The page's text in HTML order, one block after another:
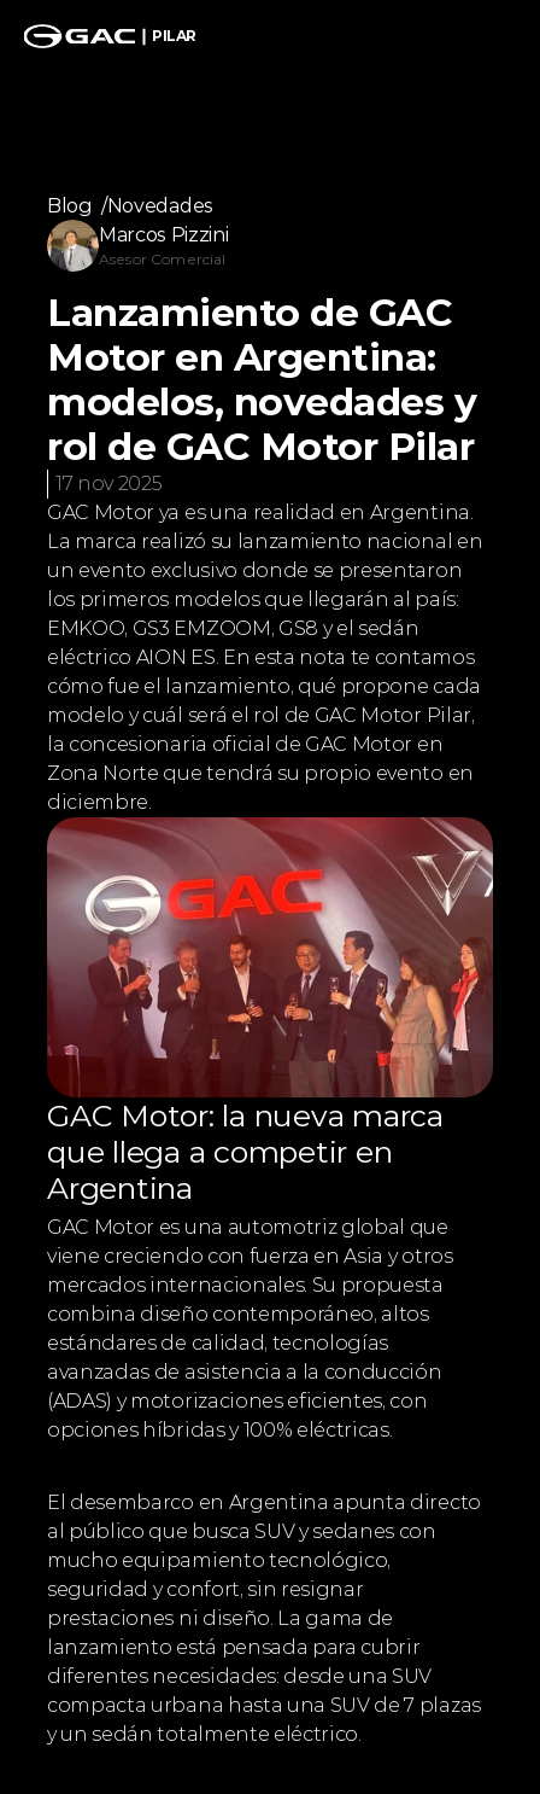
PILAR
Blog  /Novedades
Marcos Pizzini
Asesor Comercial
Lanzamiento de GAC
Motor en Argentina:
modelos, novedades y
rol de GAC Motor Pilar
17 nov 2025
GAC Motor ya es una realidad en Argentina.
La marca realizó su lanzamiento nacional en
un evento exclusivo donde se presentaron
los primeros modelos que llegarán al país:
EMKOO, GS3 EMZOOM, GS8 y el sedán
eléctrico AION ES. En esta nota te contamos
cómo fue el lanzamiento, qué propone cada
modelo y cuál será el rol de GAC Motor Pilar,
la concesionaria oficial de GAC Motor en
Zona Norte que tendrá su propio evento en
diciembre.
GAC Motor: la nueva marca
que llega a competir en
Argentina
GAC Motor es una automotriz global que
viene creciendo con fuerza en Asia y otros
mercados internacionales. Su propuesta
combina diseño contemporáneo, altos
estándares de calidad, tecnologías
avanzadas de asistencia a la conducción
(ADAS) y motorizaciones eficientes, con
opciones híbridas y 100% eléctricas.
El desembarco en Argentina apunta directo
al público que busca SUV y sedanes con
mucho equipamiento tecnológico,
seguridad y confort, sin resignar
prestaciones ni diseño. La gama de
lanzamiento está pensada para cubrir
diferentes necesidades: desde una SUV
compacta urbana hasta una SUV de 7 plazas
y un sedán totalmente eléctrico.